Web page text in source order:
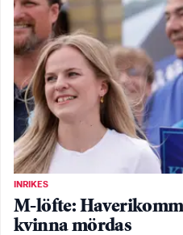
INRIKES
M-löfte:
kvinna mördas